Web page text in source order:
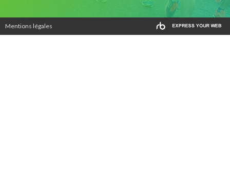
Mentions légales